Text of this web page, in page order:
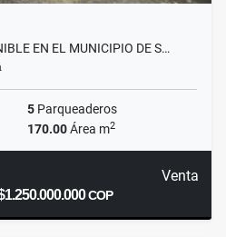
EN EL MUNICIPIO DE S…
5 Parqueaderos
170.00Área m2
Venta
COP